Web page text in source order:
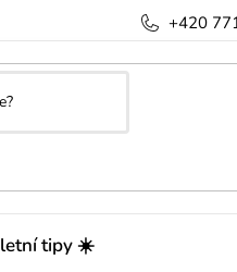
+420
letní tipy ☀️